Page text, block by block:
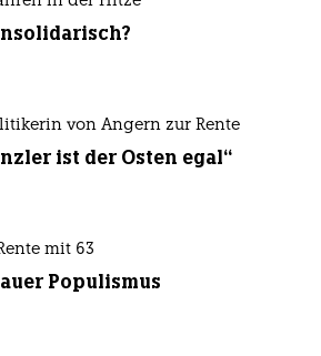
von Angern zur Rente
ist der Osten egal“
mit 63
Populismus